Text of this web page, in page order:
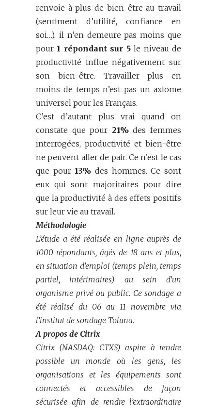
renvoie à plus de bien-être au travail
(sentiment d’utilité, confiance en
soi…), il n’en demeure pas moins que
pour1 répondant sur 5le niveau de
productivité influe négativement sur
son bien-être. Travailler plus en
moins de temps n’est pas un axiome
universel pour les Français.
C’est d’autant plus vrai quand on
constate que pour 21%des femmes
interrogées, productivité et bien-être
ne peuvent aller de pair. Ce n’est le cas
que pour13% des hommes. Ce sont
eux qui sont majoritaires pour dire
que la productivité à des effets positifs
sur leur vie au travail.
Méthodologie
L’étude a été réalisée en ligne auprès de
1000 répondants, âgés de 18 ans et plus,
en situation d’emploi (temps plein, temps
partiel, intérimaires) au sein d’un
organisme privé ou public. Ce sondage a
été réalisé du 06 au 11 novembre via
l’institut de sondage Toluna.
A propos de Citrix
Citrix (NASDAQ: CTXS) aspire à rendre
possible un monde où les gens, les
organisations et les équipements sont
connectés et accessibles de façon
sécurisée afin de rendre l’extraordinaire